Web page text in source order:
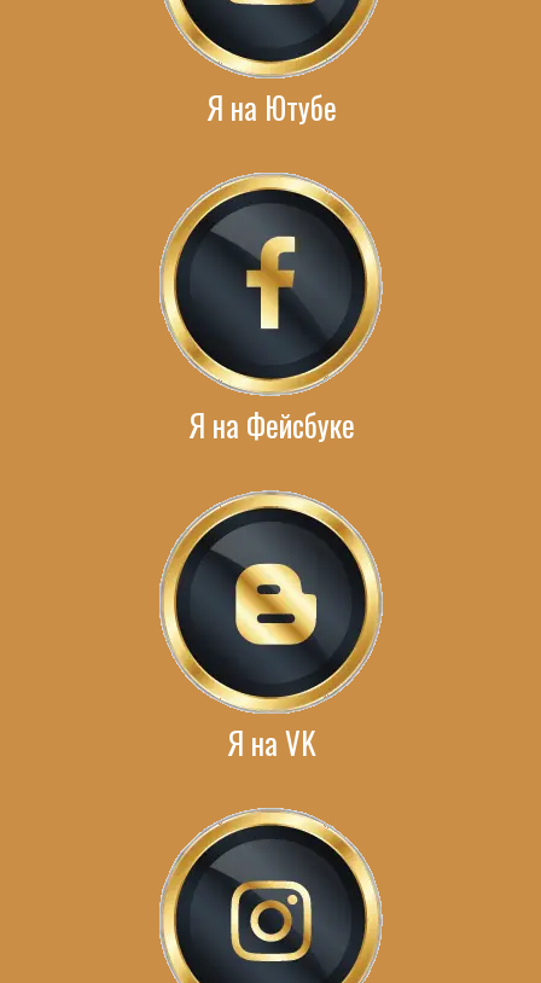
Я на Ютубе
Я на Фейсбуке
Я на VK